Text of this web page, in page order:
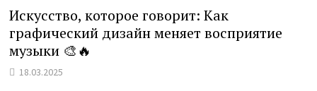
Искусство, которое говорит: Как
графический дизайн меняет восприятие
музыки 🎨🔥
18.03.2025